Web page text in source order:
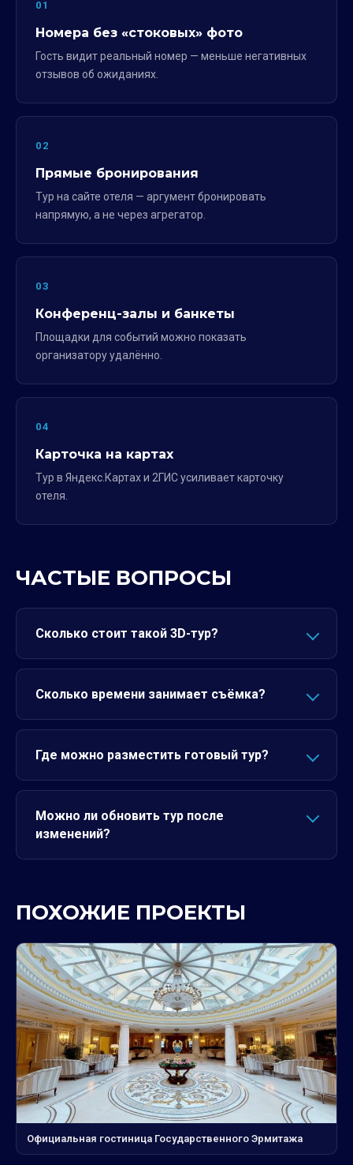
01
Номера без «стоковых» фото
Гость видит реальный номер — меньше негативных
отзывов об ожиданиях.
02
Прямые бронирования
Тур на сайте отеля — аргумент бронировать
напрямую, а не через агрегатор.
03
Конференц-залы и банкеты
Площадки для событий можно показать
организатору удалённо.
04
Карточка на картах
Тур в Яндекс.Картах и 2ГИС усиливает карточку
отеля.
ЧАСТЫЕ ВОПРОСЫ
Сколько стоит такой 3D-тур?
Сколько времени занимает съёмка?
Где можно разместить готовый тур?
Можно ли обновить тур после
изменений?
ПОХОЖИЕ ПРОЕКТЫ
Официальная гостиница Государственного Эрмитажа